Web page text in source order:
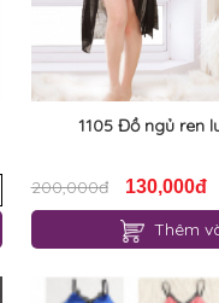
1105 Đồ ngủ ren
200,000đ 130,000đ
Thêm